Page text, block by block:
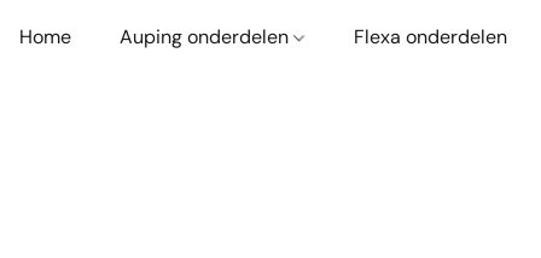
Home Auping onderdelen Flexa onderdelen